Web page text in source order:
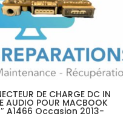
DE CHARGE DC IN
AUDIO POUR MACBOOK
A1466 Occasion 2013-